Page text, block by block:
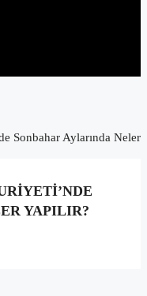
Sonbahar Aylarında Neler
YAPILIR?